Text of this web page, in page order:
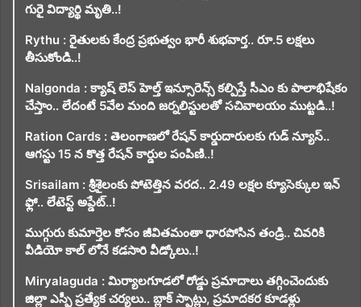
గురై విద్యార్థి మృతి..!
Rythu : రైతులకు కేంద్ర ప్రభుత్వం భారీ శుభవార్త.. రూ.5 లక్షలు
తీసుకోండి..!
Nalgonda : క్యాష్ లెస్ హెల్త్ ఇన్సూరెన్స్ కల్పిస్తే సీఎం కు పాలాభిషేకం
చేస్తాం.. లేదంటే 5వేల మంది జర్నలిస్టులతో సచివాలయం ముట్టడి..!
Ration Cards : తెలంగాణలో రేషన్ కార్డుదారులకు గుడ్ న్యూస్..
ఆగస్టు 15 న కొత్త రేషన్ కార్డుల పంపిణి..!
Srisailam : శ్రీశైలంకు పోటెత్తిన వరద.. 2.49 లక్షల క్యూసెక్కుల ఇన్
ఫ్లో.. లేటెస్ట్ అప్డేట్..!
ముగ్గురు కుమార్తెల కోసం జీవితమంతా ధారపోసిన తండ్రి.. చివరికి
వీడియో కాల్ లోనే కడసారి వీడ్కోలు..!
Miryalaguda : మిర్యాలగూడలో రోడ్డు ప్రమాదాలు తగ్గించెందుకు
జిల్లా ఎస్పీ ప్రత్యేక చర్యలు.. బ్లాక్ స్పాట్లు, ప్రమాదకర కూడళ్లు